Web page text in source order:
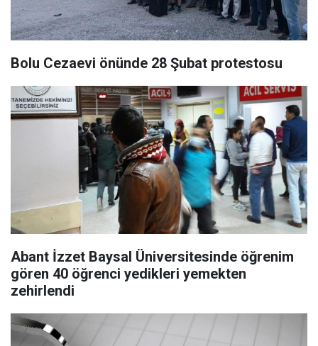
Bolu Cezaevi önünde 28 Şubat protestosu
Abant İzzet Baysal Üniversitesinde öğrenim
gören 40 öğrenci yedikleri yemekten
zehirlendi